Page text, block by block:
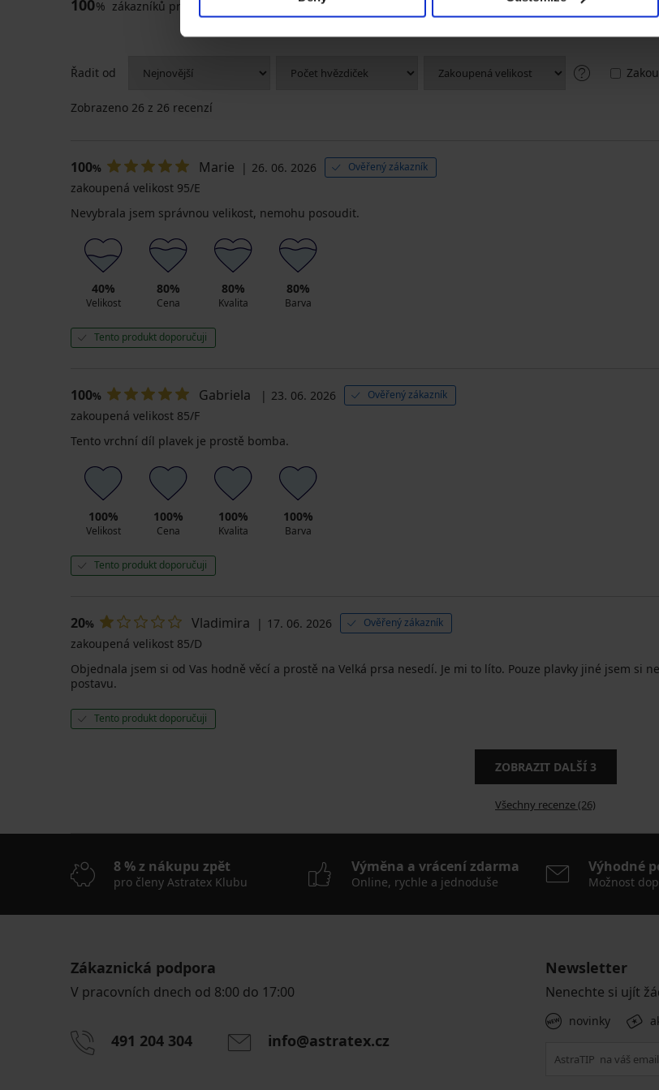
100% zákazníků produkt doporučuje
2
1
Řadit od
Zobrazeno 26 z 26 recenzí
100% Marie 26. 06. 2026 Ověřený zákazník
zakoupená velikost 95/E
Nevybrala jsem správnou velikost, nemohu posoudit.
40%
Velikost
80%
Cena
80%
Kvalita
80%
Barva
Tento produkt doporučuji
100% Gabriela 23. 06. 2026 Ověřený zákazník
zakoupená velikost 85/F
Tento vrchní díl plavek je prostě bomba.
100%
Velikost
100%
Cena
100%
Kvalita
100%
Barva
Tento produkt doporučuji
20% Vladimira 17. 06. 2026 Ověřený zákazník
zakoupená velikost 85/D
Objednala jsem si od Vas hodně věcí a prostě na Velká prsa nesedí. Je mi to líto. Pouze plavky jiné jsem si
postavu.
Tento produkt doporučuji
ZOBRAZIT DALŠÍ 3
Všechny recenze (26)
8 % z nákupu zpět
pro členy Astratex Klubu
Výměna a vrácení zdarma
Online, rychle a jednoduše
Výhodné
Možnost
Zákaznická podpora
V pracovních dnech od 8:00 do 17:00
491 204 304 info@astratex.cz
Newsletter
Nenechte si ujít
novinky